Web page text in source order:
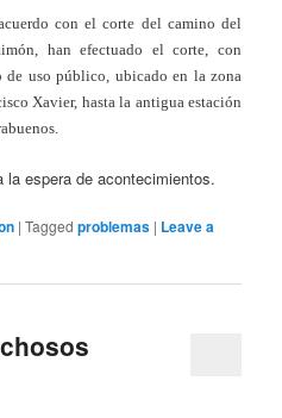
con el corte del camino del
han efectuado el corte, con
de uso público, ubicado en la zona
Xavier, hasta la antigua estación
espera de acontecimientos.
|Tagged problemas | Leave a